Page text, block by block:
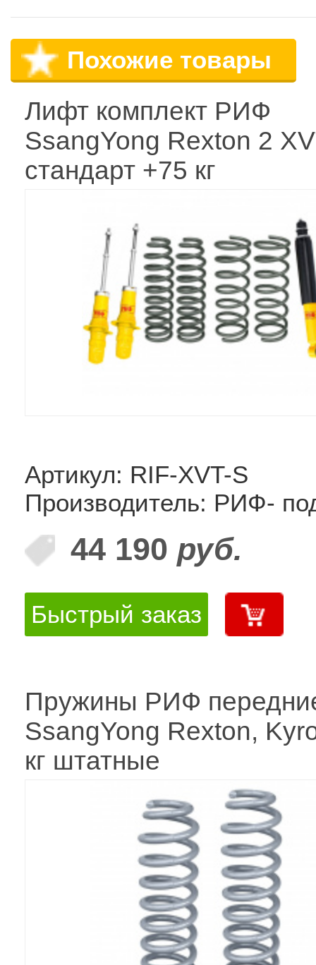
Похожие товары
Лифт комплект РИФ
SsangYong Rexton 2
стандарт +75 кг
Артикул: RIF-XVT-S
Производитель: РИФ-
44 190 руб.
Быстрый заказ
Пружины РИФ
SsangYong Rexton,
кг штатные